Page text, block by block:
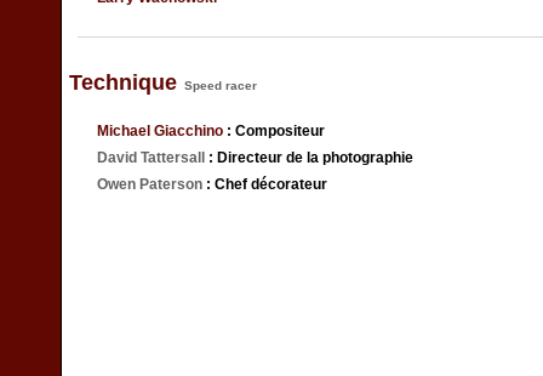
Technique Speed racer
Michael Giacchino : Compositeur
David Tattersall
: Directeur de la photographie
Owen Paterson : Chef décorateur